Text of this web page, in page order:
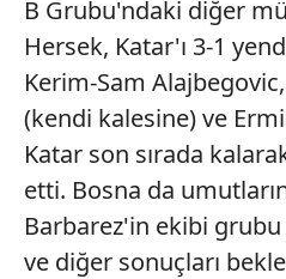
B Grubu'ndaki diğer
Hersek, Katar'ı 3-1
Kerim-Sam
(kendi kalesine) ve
Katar son sırada
etti. Bosna da
Barbarez'in ekibi
ve diğer sonuçları